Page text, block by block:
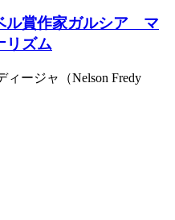
ル賞作家ガルシア゠マ
リズム
ージャ（Nelson Fredy